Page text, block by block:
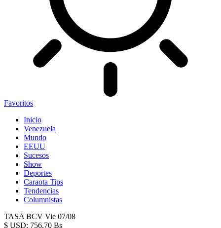
Favoritos
Inicio
Venezuela
Mundo
EEUU
Sucesos
Show
Deportes
Caraota Tips
Tendencias
Columnistas
TASA BCV Vie 07/08
$ USD: 756,70 Bs